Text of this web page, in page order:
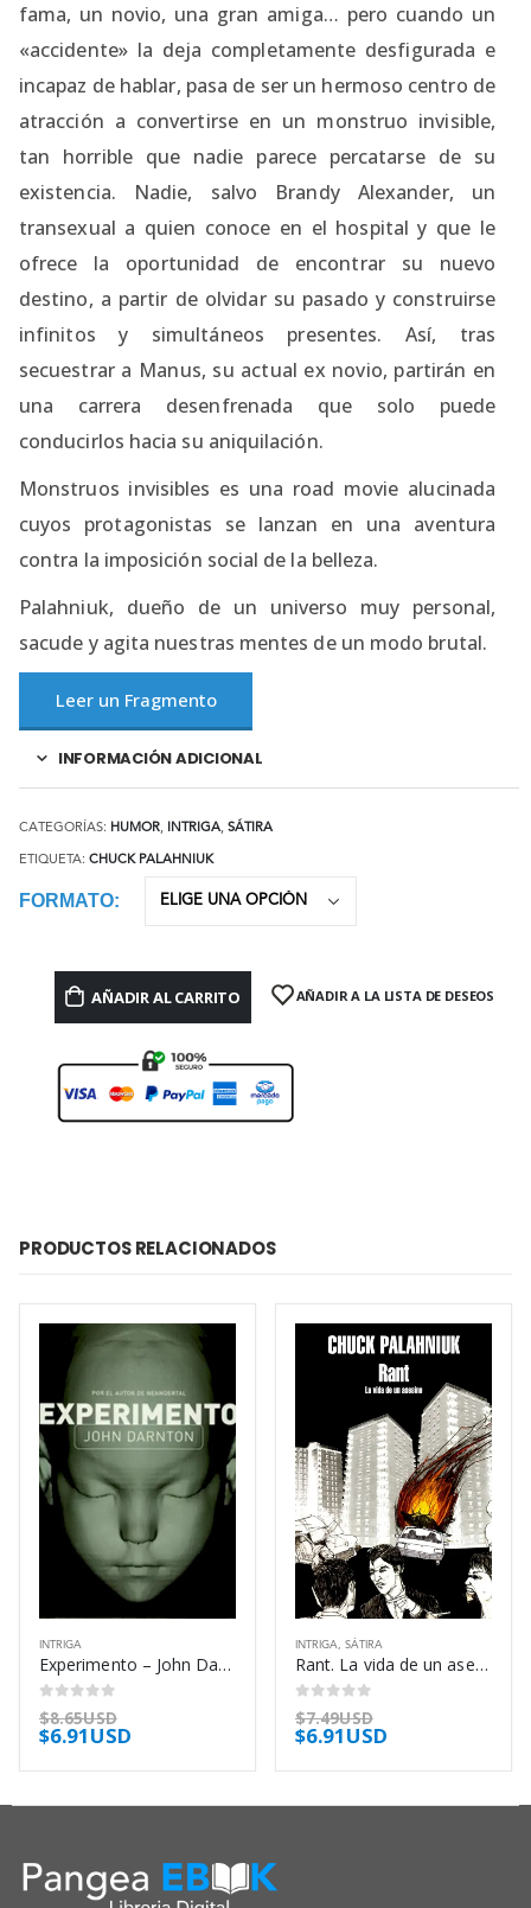
fama, un novio, una gran amiga… pero cuando un
«accidente» la deja completamente desfigurada e
incapaz de hablar, pasa de ser un hermoso centro de
atracción a convertirse en un monstruo invisible,
tan horrible que nadie parece percatarse de su
existencia. Nadie, salvo Brandy Alexander, un
transexual a quien conoce en el hospital y que le
ofrece la oportunidad de encontrar su nuevo
destino, a partir de olvidar su pasado y construirse
infinitos y simultáneos presentes. Así, tras
secuestrar a Manus, su actual ex novio, partirán en
una carrera desenfrenada que solo puede
conducirlos hacia su aniquilación.
Monstruos invisibles es una road movie alucinada
cuyos protagonistas se lanzan en una aventura
contra la imposición social de la belleza.
Palahniuk, dueño de un universo muy personal,
sacude y agita nuestras mentes de un modo brutal.
Leer un Fragmento
INFORMACIÓN ADICIONAL
CATEGORÍAS: HUMOR, INTRIGA, SÁTIRA
ETIQUETA: CHUCK PALAHNIUK
FORMATO
AÑADIR AL CARRITO AÑADIR A LA LISTA DE DESEOS
PRODUCTOS RELACIONADOS
INTRIGA
Experimento – John Darnton
0out of 5
$8.65USD
$6.91USD
INTRIGA, SÁTIRA
Rant. La vida de un asesino – Chuck Palahniuk
0out of 5
$7.49USD
$6.91USD